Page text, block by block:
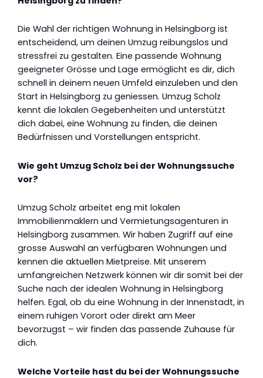
Die Wahl der richtigen Wohnung in Helsingborg ist
entscheidend, um deinen Umzug reibungslos und
stressfrei zu gestalten. Eine passende Wohnung
geeigneter Grösse und Lage ermöglicht es dir, dich
schnell in deinem neuen Umfeld einzuleben und den
Start in Helsingborg zu geniessen. Umzug Scholz
kennt die lokalen Gegebenheiten und unterstützt
dich dabei, eine Wohnung zu finden, die deinen
Bedürfnissen und Vorstellungen entspricht.
Wie geht Umzug Scholz bei der Wohnungssuche
vor?
Umzug Scholz arbeitet eng mit lokalen
Immobilienmaklern und Vermietungsagenturen in
Helsingborg zusammen. Wir haben Zugriff auf eine
grosse Auswahl an verfügbaren Wohnungen und
kennen die aktuellen Mietpreise. Mit unserem
umfangreichen Netzwerk können wir dir somit bei der
Suche nach der idealen Wohnung in Helsingborg
helfen. Egal, ob du eine Wohnung in der Innenstadt, in
einem ruhigen Vorort oder direkt am Meer
bevorzugst – wir finden das passende Zuhause für
dich.
Welche Vorteile hast du bei der Wohnungssuche